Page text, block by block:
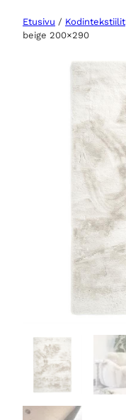
Etusivu / Kodintekstiilit
beige 200×290